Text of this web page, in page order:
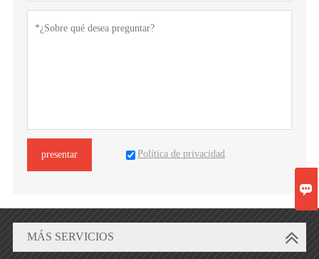
presentar Política de privacidad
MÁS SERVICIOS
